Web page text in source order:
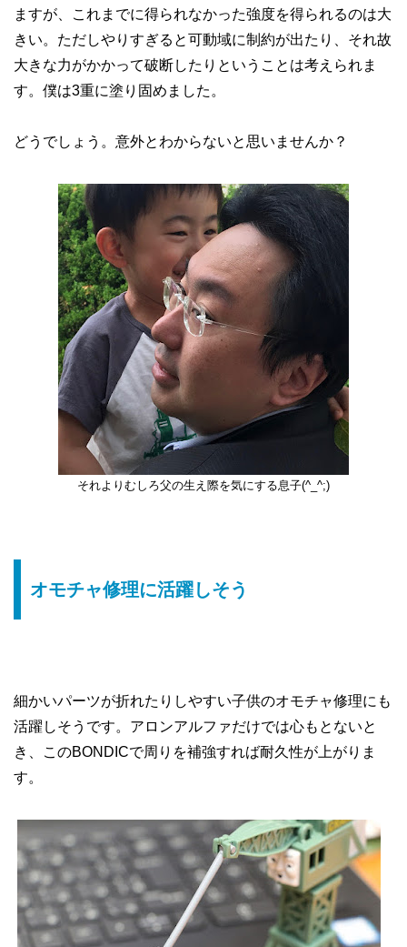
ますが、これまでに得られなかった強度を得られるのは大
きい。ただしやりすぎると可動域に制約が出たり、それ故
大きな力がかかって破断したりということは考えられま
す。僕は3重に塗り固めました。
どうでしょう。意外とわからないと思いませんか？
それよりむしろ父の生え際を気にする息子(^_^;)
オモチャ修理に活躍しそう
細かいパーツが折れたりしやすい子供のオモチャ修理にも
活躍しそうです。アロンアルファだけでは心もとないと
き、このBONDICで周りを補強すれば耐久性が上がりま
す。